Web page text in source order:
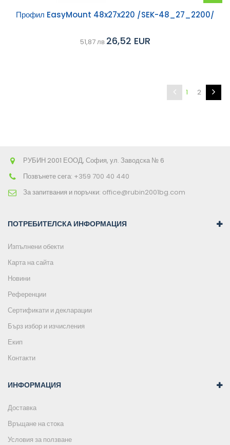
Профил EasyMount 48x27x220 /SEK-48_27_2200/
51,87 лв 26,52 EUR
1 2
РУБИН 2001 ЕООД, София, ул. Заводска № 6
Позвънете сега: +359 700 40 440
За запитвания и поръчки: office@rubin2001bg.com
ПОТРЕБИТЕЛСКА ИНФОРМАЦИЯ
Изпълнени обекти
Карта на сайта
Новини
Референции
Сертификати и декларации
Бърз избор и изчисления
Екип
Контакти
ИНФОРМАЦИЯ
Доставка
Връщане на стока
Условия за ползване